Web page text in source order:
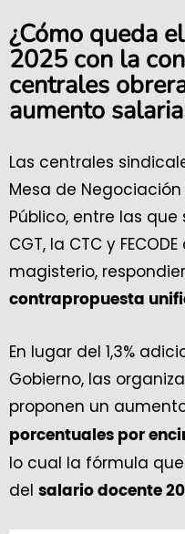
¿Cómo queda
2025 con la
centrales
aumento
Las centrales
Mesa de
Público, entre las que
CGT, la CTC y
magisterio,
contrapropuesta
En lugar del 1,3%
Gobierno, las
proponen un
porcentuales por
lo cual la fórmula
del salario docente